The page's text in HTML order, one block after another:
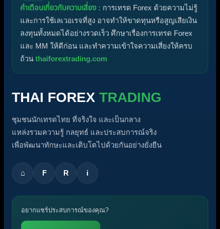
คำเตือนเกี่ยวกับความเสี่ยง : การเทรด Forex ด้วยความไม่รู้
และการใช้เลเวอเรจที่สูง อาจทำให้ขาดทุนหรือสูญเสียเงิน
ลงทุนทั้งหมดได้อย่างรวดเร็ว ศึกษาเรื่องการเทรด Forex
และ MM ให้ดีก่อน และทำความเข้าใจความเสี่ยงให้ครบ
ถ้วน thaiforextrading.com
THAI FOREX TRADING
ชุมชนนักเทรดไทย ที่จริงใจ และเป็นกลาง
แหล่งรวมความรู้ กลยุทธ์ และประสบการณ์จริง
เพื่อพัฒนาทักษะและเติบโตไปด้วยกันอย่างยั่งยืน
⌂ F R i
อยากแชร์ประสบการณ์ของคุณ?